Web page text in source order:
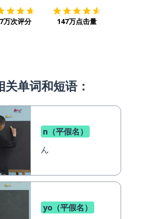
万次评分 147万点击量
关单词和短语：
n（平假名）
ん
yo（平假名）